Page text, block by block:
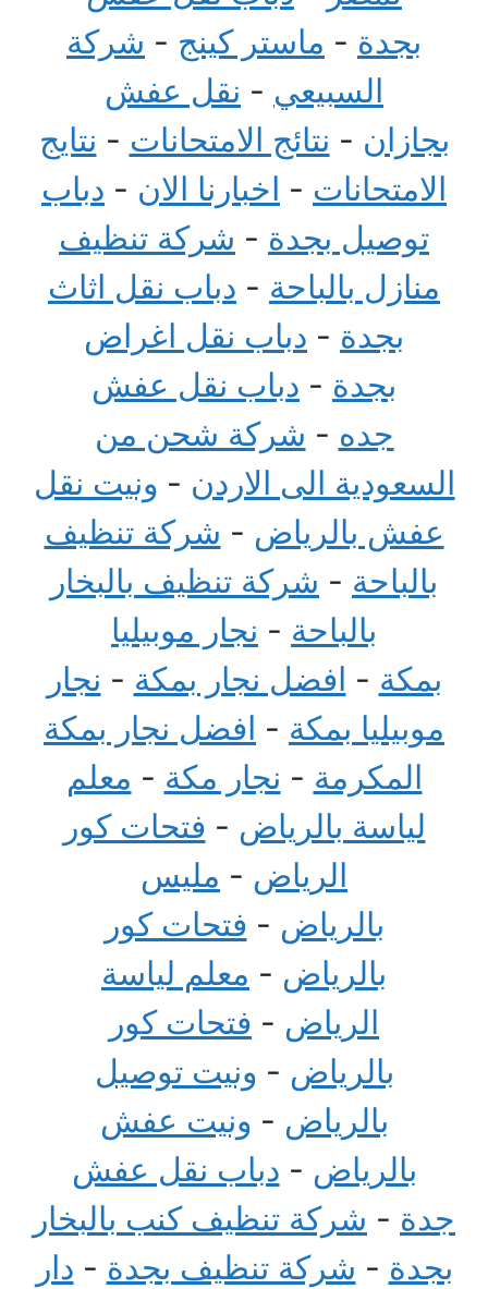
بجدة - ماستر كينج - شركة
السبيعي - نقل عفش
بجازان - نتائج الامتحانات - نتايج
الامتحانات - اخبارنا الان - دباب
توصيل بجدة - شركة تنظيف
منازل بالباحة - دباب نقل اثاث
بجدة - دباب نقل اغراض
بجدة - دباب نقل عفش
جده - شركة شحن من
السعودية الى الاردن - ونيت نقل
عفش بالرياض - شركة تنظيف
بالباحة - شركة تنظيف بالبخار
بالباحة - نجار موبيليا
بمكة - افضل نجار بمكة - نجار
موبيليا بمكة - افضل نجار بمكة
المكرمة - نجار مكة - معلم
لياسة بالرياض - فتحات كور
الرياض - مليس
بالرياض - فتحات كور
بالرياض - معلم لياسة
الرياض - فتحات كور
بالرياض - ونيت توصيل
بالرياض - ونيت عفش
بالرياض - دباب نقل عفش
جدة - شركة تنظيف كنب بالبخار
بجدة - شركة تنظيف بجدة - دار